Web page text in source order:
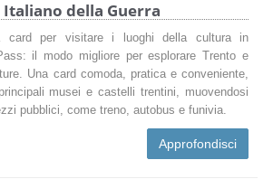
della Guerra
card per visitare i luoghi della cultura in
il modo migliore per esplorare Trento e
Una card comoda, pratica e conveniente,
musei e castelli trentini, muovendosi
pubblici, come treno, autobus e funivia.
Approfondisci